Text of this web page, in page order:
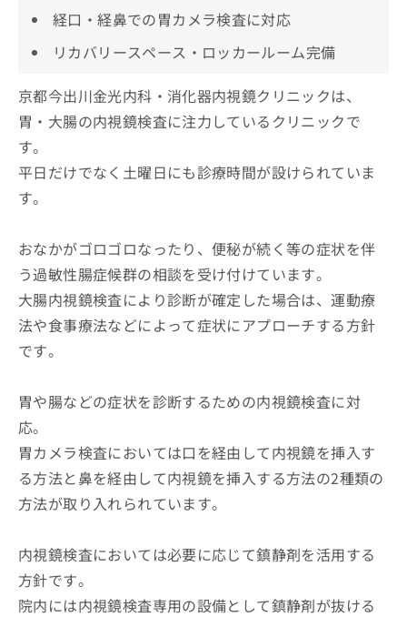
経口・経鼻での胃カメラ検査に対応
リカバリースペース・ロッカールーム完備
京都今出川金光内科・消化器内視鏡クリニックは、
胃・大腸の内視鏡検査に注力しているクリニックで
す。
平日だけでなく土曜日にも診療時間が設けられていま
す。
おなかがゴロゴロなったり、便秘が続く等の症状を伴
う過敏性腸症候群の相談を受け付けています。
大腸内視鏡検査により診断が確定した場合は、運動療
法や食事療法などによって症状にアプローチする方針
です。
胃や腸などの症状を診断するための内視鏡検査に対
応。
胃カメラ検査においては口を経由して内視鏡を挿入す
る方法と鼻を経由して内視鏡を挿入する方法の2種類の
方法が取り入れられています。
内視鏡検査においては必要に応じて鎮静剤を活用する
方針です。
院内には内視鏡検査専用の設備として鎮静剤が抜ける